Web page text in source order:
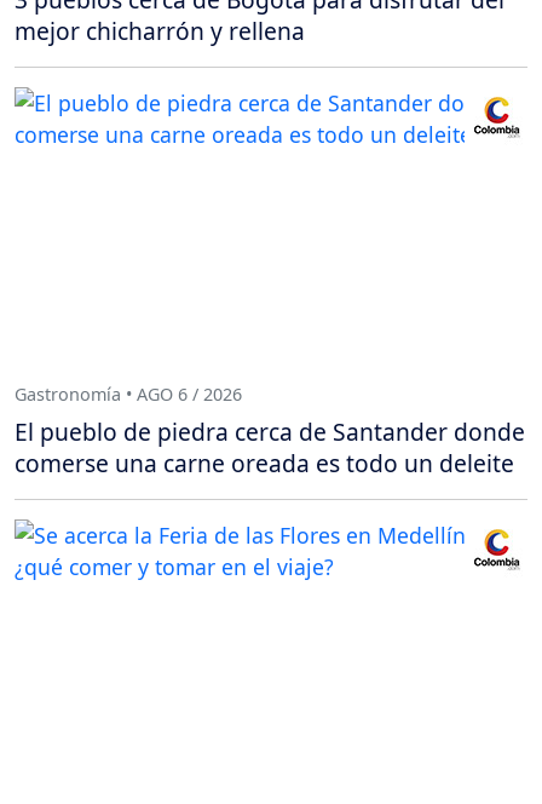
mejor chicharrón y rellena
Gastronomía • AGO 6 / 2026
El pueblo de piedra cerca de Santander donde
comerse una carne oreada es todo un deleite